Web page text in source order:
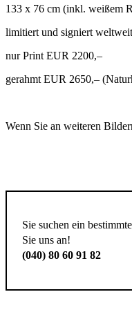
133 x 76 cm (inkl. weißem
limitiert und signiert
nur Print EUR 2200,–
gerahmt EUR 2650,–
Wenn Sie an weiteren
Sie suchen ein
Sie uns an!
(040) 80 60 91 82